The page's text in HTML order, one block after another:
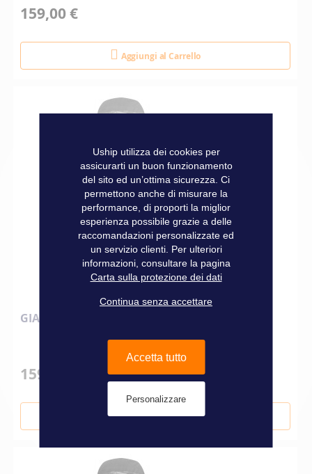
159,00 €
Aggiungi al Carrello
GIACCA VERSO LITE GILL NERO M
159,00 €
Aggiungi al Carrello
Uship utilizza dei cookies per
assicurarti un buon funzionamento
del sito ed un’ottima sicurezza. Ci
permettono anche di misurare la
performance, di proporti la miglior
esperienza possibile grazie a delle
raccomandazioni personalizzate ed
un servizio clienti. Per ulteriori
informazioni, consultare la pagina
Carta sulla protezione dei dati
Continua senza accettare
Accetta tutto
Personalizzare